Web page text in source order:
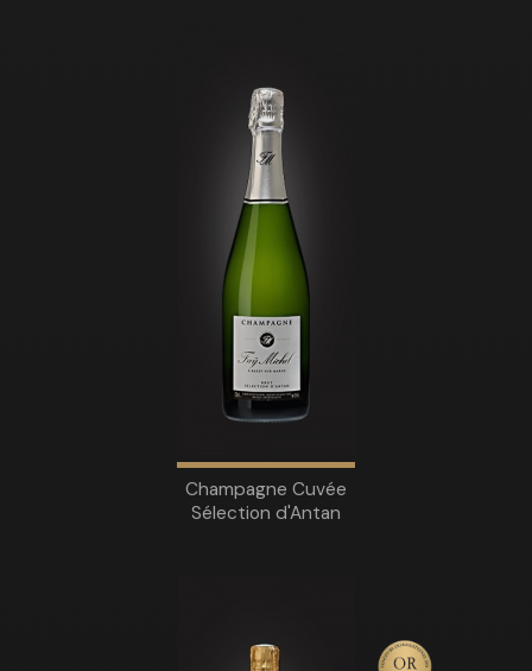
Champagne Cuvée
Sélection d'Antan